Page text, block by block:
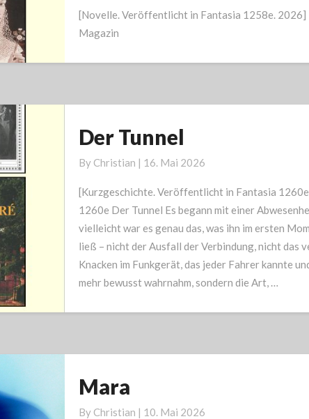
Voynich
Repetition
[Novelle. Veröffentlicht in Fantasia 1258e. 2026]
Magazin
Der
Der Tunnel
By Christian | 16. Mai 2026
[Kurzgeschichte. Veröffentlicht in Fantasia
1260e Der Tunnel Es begann mit einer
vielleicht war es genau das, was ihn im ersten
ließ – nicht der Ausfall der Verbindung, nicht das
Knacken im Funkgerät, das jeder Fahrer kannte
mehr bewusst wahrnahm, sondern die Art, …
Mara
Mara
By Christian | 10. Mai 2026